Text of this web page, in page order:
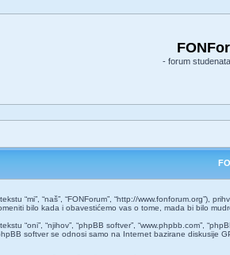
- forum
“mi”, “naš”, “FONForum”, “http://
bilo kada i obavestićemo vas o tome, mada bi bilo
“oni”, “njihov”, “phpBB softver”, “www.phpbb.com”,
softver se odnosi samo na Internet bazirane diskusije